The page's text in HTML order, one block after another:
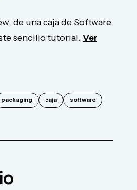
de una caja de Software
sencillo tutorial. Ver
packaging caja software